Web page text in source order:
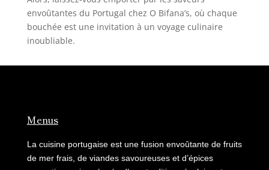
envoûtantes du Portugal chez O Bifana’s, où chaque
bouchée est une invitation à un voyage culinaire
inoubliable.
Menus
La cuisine portugaise est une fusion envoûtante de fruits
de mer frais, de viandes savoureuses et d’épices